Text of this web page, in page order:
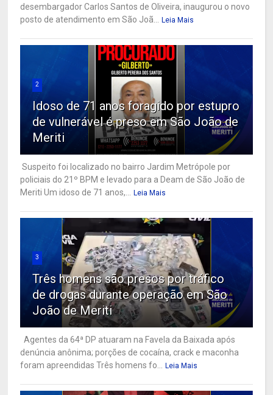
desembargador Carlos Santos de Oliveira, inaugurou o novo
posto de atendimento em São Joã... Leia Mais
2
Idoso de 71 anos foragido por estupro
de vulnerável é preso em São João de
Meriti
Suspeito foi localizado no bairro Jardim Metrópole por
policiais do 21º BPM e levado para a Deam de São João de
Meriti Um idoso de 71 anos,... Leia Mais
3
Três homens são presos por tráfico
de drogas durante operação em São
João de Meriti
Agentes da 64ª DP atuaram na Favela da Baixada após
denúncia anônima; porções de cocaína, crack e maconha
foram apreendidas Três homens fo... Leia Mais